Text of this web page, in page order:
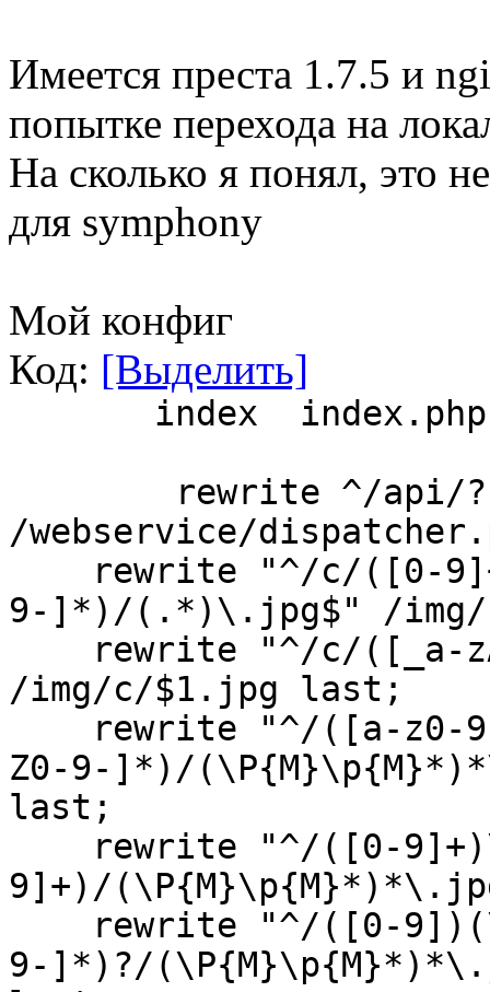
Имеется преста 1.7.5 и
попытке перехода на
На сколько я понял, это
для symphony
Мой конфиг
Код: [Выделить]
index index.php
rewrite ^/api/
/webservice/
rewrite "^/c/([0-
9-]*)/(.*)\.jpg$" /img/
rewrite "^/c/([_a-
/img/c/$1.jpg last;
rewrite "^/([a-z0-
Z0-9-]*)/
last;
rewrite "^/([0-
9]+)/
rewrite "^/([0-9])(\-
9-]*)?/